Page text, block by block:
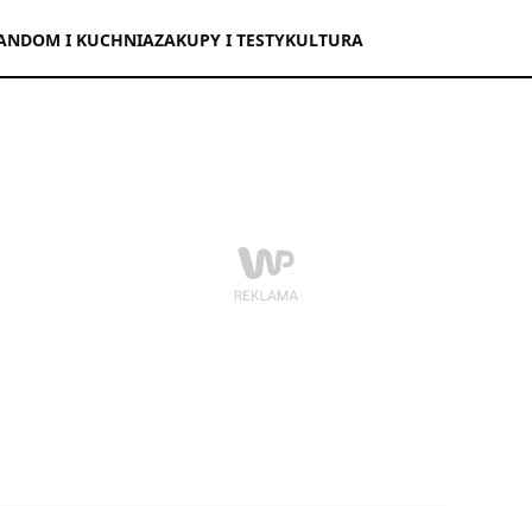
DOM I KUCHNIAZAKUPY I TESTYKULTURA